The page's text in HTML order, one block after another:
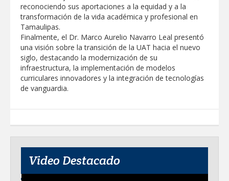
reconociendo sus aportaciones a la equidad y a la
transformación de la vida académica y profesional en
Tamaulipas.
Finalmente, el Dr. Marco Aurelio Navarro Leal presentó
una visión sobre la transición de la UAT hacia el nuevo
siglo, destacando la modernización de su
infraestructura, la implementación de modelos
curriculares innovadores y la integración de tecnologías
de vanguardia.
Video Destacado